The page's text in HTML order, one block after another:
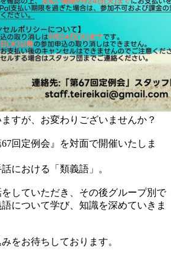
すが、お変わりございませんか？
回定例会』を対面で開催いたしま
における「類義語」。
していただき、その後グループ別で
について学び、知識を深めていきま
をお待ちしております。